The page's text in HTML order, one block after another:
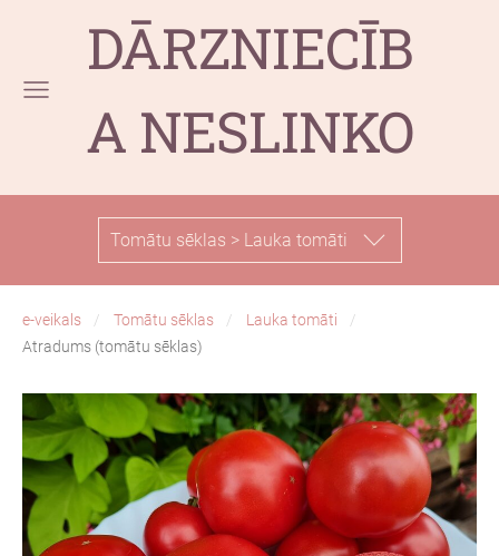
DĀRZNIECĪB
A NESLINKO
Tomātu sēklas > Lauka tomāti
e-veikals Tomātu sēklas
Lauka tomāti
Atradums (tomātu sēklas)